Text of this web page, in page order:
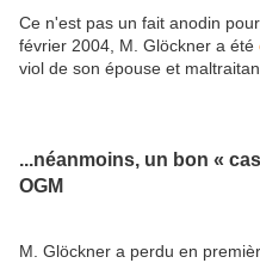
Ce n'est pas un fait anodin
février 2004, M. Glöckner a été
viol de son épouse et
...néanmoins, un bon «
OGM
M. Glöckner a perdu en